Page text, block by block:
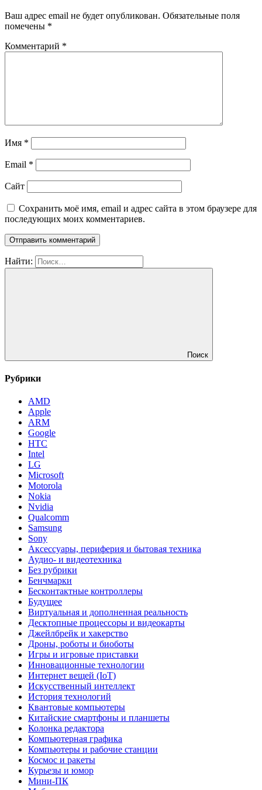
Ваш адрес email не будет опубликован. Обязательные поля
помечены *
Комментарий *
Имя *
Email *
Сайт
Сохранить моё имя, email и адрес сайта в этом браузере для
последующих моих комментариев.
Найти:
Поиск
Рубрики
AMD
Apple
ARM
Google
HTC
Intel
LG
Microsoft
Motorola
Nokia
Nvidia
Qualcomm
Samsung
Sony
Аксессуары, периферия и бытовая техника
Аудио- и видеотехника
Без рубрики
Бенчмарки
Бесконтактные контроллеры
Будущее
Виртуальная и дополненная реальность
Десктопные процессоры и видеокарты
Джейлбрейк и хакерство
Дроны, роботы и биоботы
Игры и игровые приставки
Инновационные технологии
Интернет вещей (IoT)
Искусственный интеллект
История технологий
Квантовые компьютеры
Китайские смартфоны и планшеты
Колонка редактора
Компьютерная графика
Компьютеры и рабочие станции
Космос и ракеты
Курьезы и юмор
Мини-ПК